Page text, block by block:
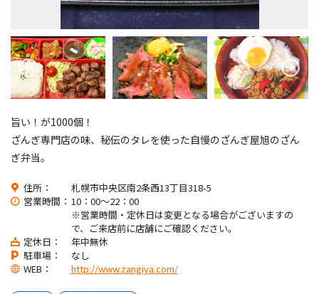
旨い！が1000個！
ざんぎ専門店の味、秘伝のタレを使った自慢のざんぎ屋旭のざん
ぎ弁当。
住所：
札幌市中央区南2条西13丁目318-5
営業時間： 10：00～22：00
※営業時間・定休日は変更となる場合がございますの
で、ご来店前に店舗にご確認ください。
定休日：
年中無休
駐車場：
なし
WEB：
http://www.zangiya.com/